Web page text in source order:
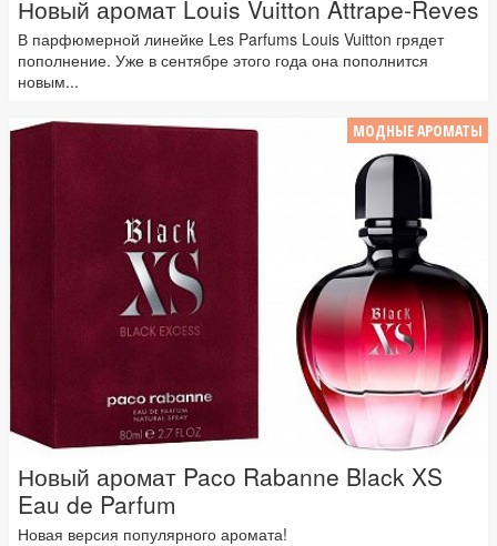
Новый аромат Louis Vuitton Attrape-Reves
В парфюмерной линейке Les Parfums Louis Vuitton грядет
пополнение. Уже в сентябре этого года она пополнится
новым...
МОДНЫЕ АРОМАТЫ
Новый аромат Paco Rabanne Black XS
Eau de Parfum
Новая версия популярного аромата!